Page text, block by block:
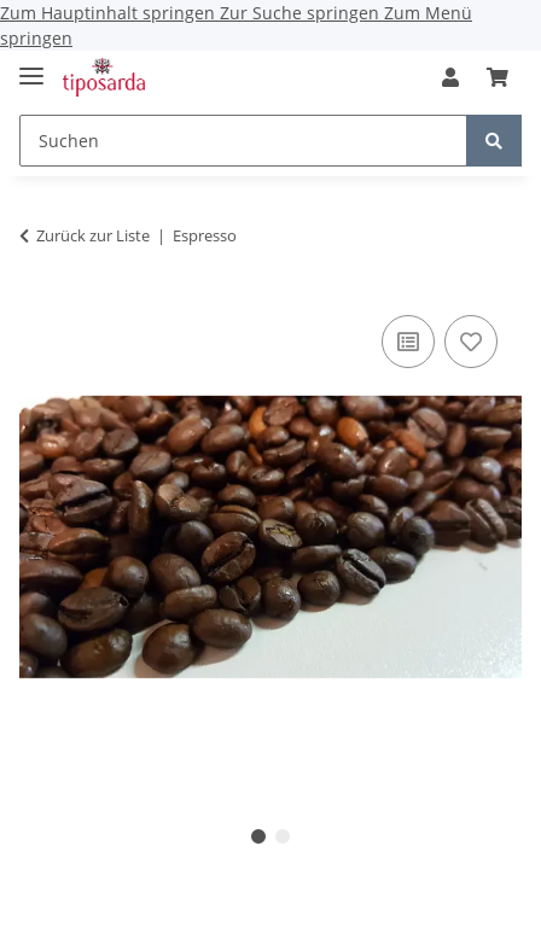
Zum Hauptinhalt springen Zur Suche springen Zum Menü
springen
Zurück zur Liste Espresso